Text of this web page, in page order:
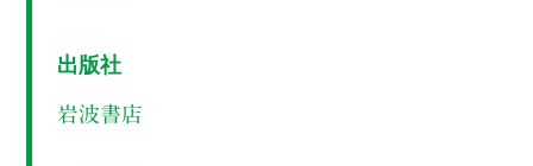
出版社
岩波書店